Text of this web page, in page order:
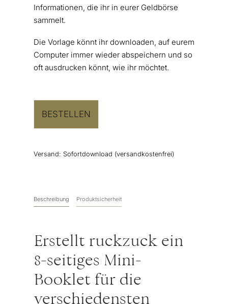
Informationen, die ihr in eurer Geldbörse
sammelt.
Die Vorlage könnt ihr downloaden, auf eurem
Computer immer wieder abspeichern und so
oft ausdrucken könnt, wie ihr möchtet.
BESTELLEN
Versand: Sofortdownload (versandkostenfrei)
Beschreibung Produktsicherheit
Erstellt ruckzuck ein
8-seitiges Mini-
Booklet für die
verschiedensten